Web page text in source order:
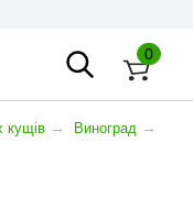
0
кущів → Виноград →